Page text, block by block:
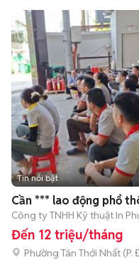
Tin nổi bật
Cần *** lao động phổ
Công ty TNHH Kỹ thuật In
Đến 12 triệu/tháng
Phường Tân Thới Nhất (P.